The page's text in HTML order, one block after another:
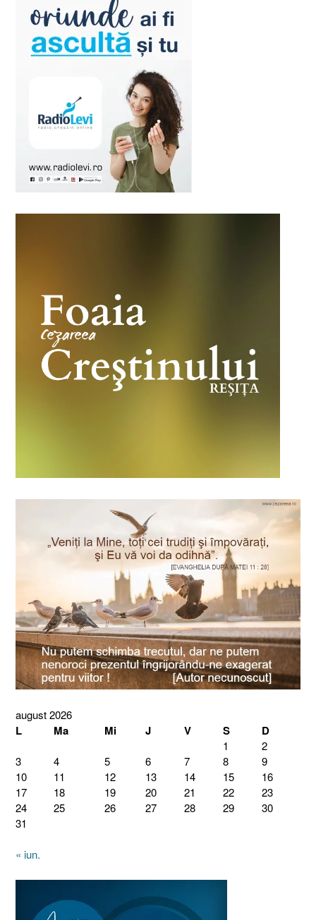
august 2026
L Ma Mi J V S D
1
2
3
4 5 6 7 8
9
10
11 12 13 14 15
16
17
18 19 20 21 22
23
24
25 26 27 28 29
30
31
« iun.